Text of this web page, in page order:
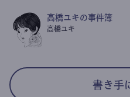
高橋ユキの事件簿
高橋ユキ
書き手